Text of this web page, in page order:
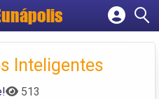
empresa
conta
Inteligentes
513